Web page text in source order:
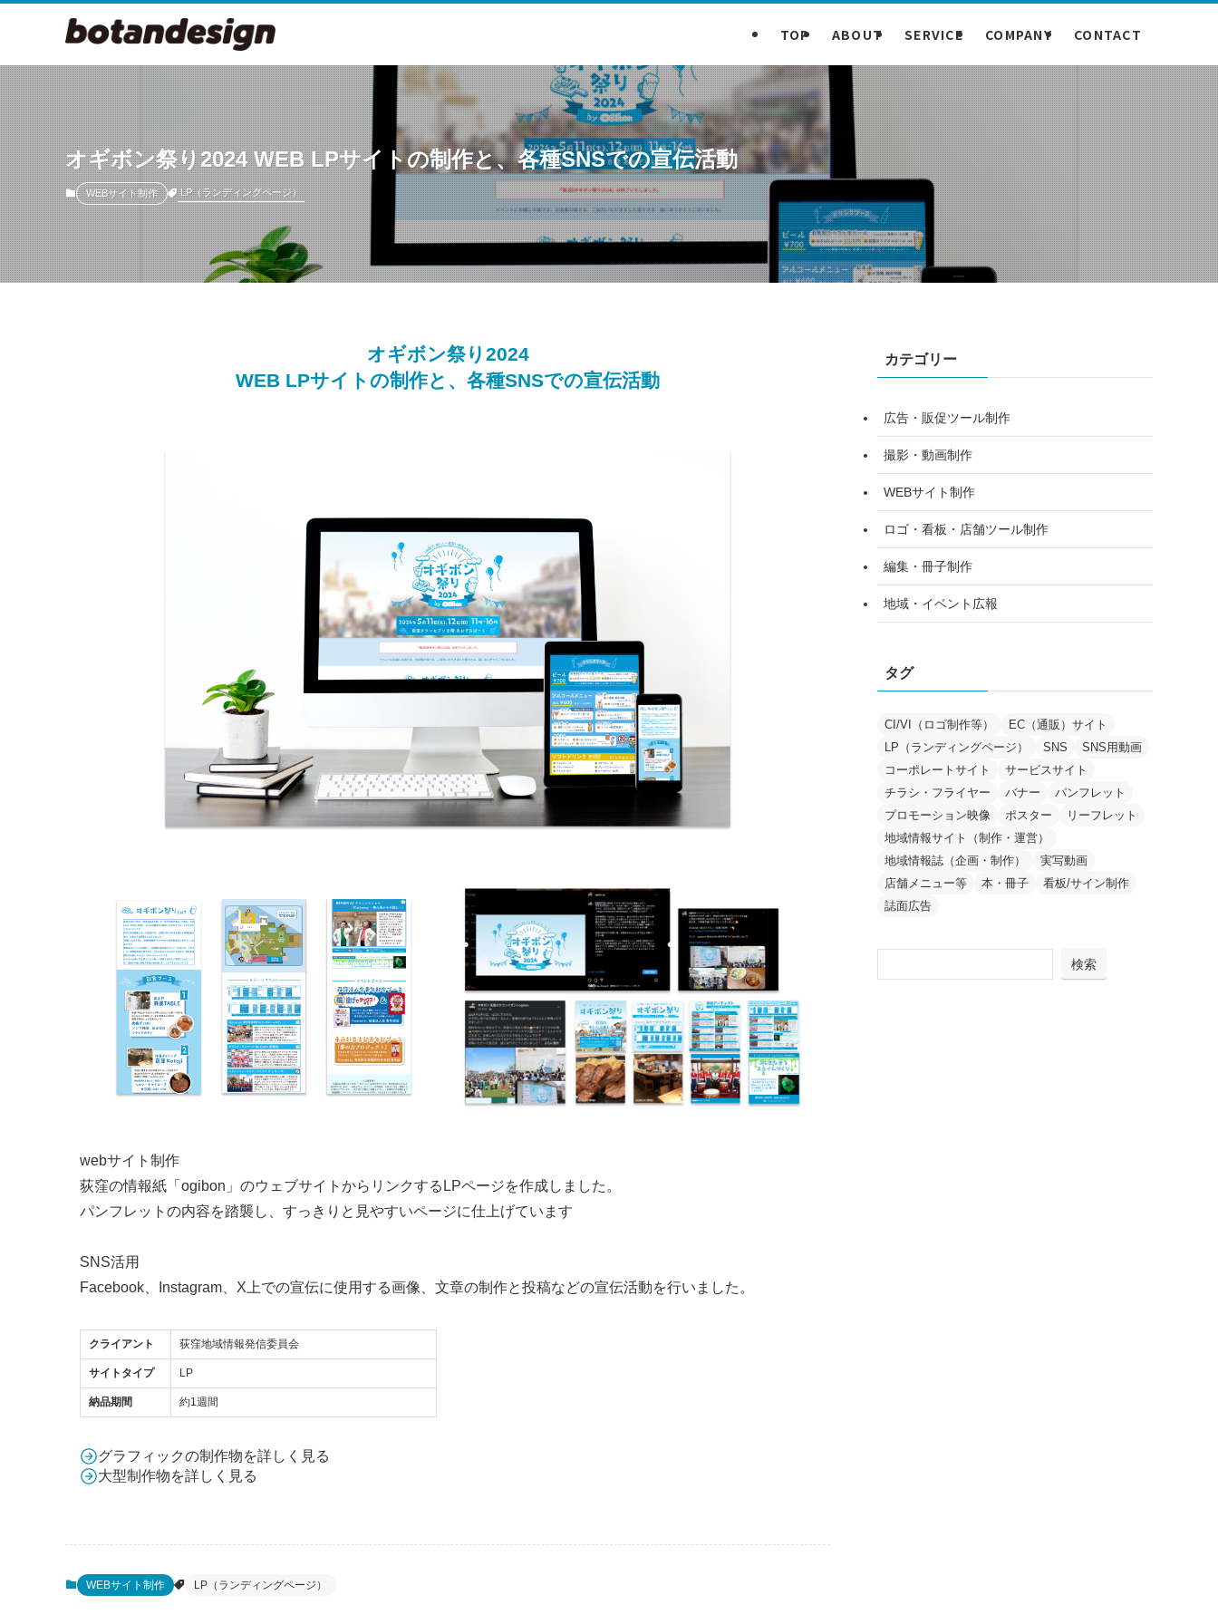
TOP ABOUT SERVICE COMPANY CONTACT
オギボン祭り2024 WEB LPサイトの制作と、各種SNSでの宣伝活動
WEBサイト制作 LP（ランディングページ）
オギボン祭り2024
WEB LPサイトの制作と、各種SNSでの宣伝活動
webサイト制作
荻窪の情報紙「ogibon」のウェブサイトからリンクするLPページを作成しました。
パンフレットの内容を踏襲し、すっきりと見やすいページに仕上げています
SNS活用
Facebook、Instagram、X上での宣伝に使用する画像、文章の制作と投稿などの宣伝活動を行いました。
クライアント 荻窪地域情報発信委員会
サイトタイプ LP
納品期間 約1週間
グラフィックの制作物を詳しく見る
大型制作物を詳しく見る
WEBサイト制作 LP（ランディングページ）
カテゴリー
広告・販促ツール制作
撮影・動画制作
WEBサイト制作
ロゴ・看板・店舗ツール制作
編集・冊子制作
地域・イベント広報
タグ
CI/VI（ロゴ制作等）
EC（通販）サイト
LP（ランディングページ）
SNS
SNS用動画
コーポレートサイト
サービスサイト
チラシ・フライヤー
バナー
パンフレット
プロモーション映像
ポスター
リーフレット
地域情報サイト（制作・運営）
地域情報誌（企画・制作）
実写動画
店舗メニュー等
本・冊子
看板/サイン制作
誌面広告
検索